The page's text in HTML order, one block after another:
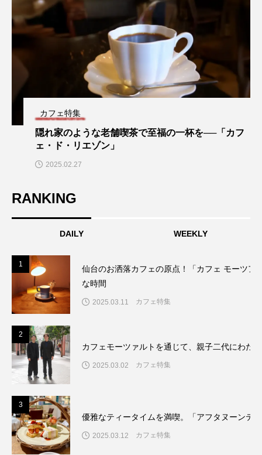
カフェ特集
隠れ家のような老舗喫茶で至福の一杯を──「カフ
ェ・ド・リエゾン」
2025.02.27
RANKING
DAILY WEEKLY
1
仙台のお洒落カフェの原点！「カフェ モーツア
な時間
2025.03.11 カフェ特集
2
カフェモーツァルトを通じて、親子二代にわた
2025.03.02 カフェ特集
3
優雅なティータイムを満喫。「アフタヌーンテ
2025.03.12 カフェ特集